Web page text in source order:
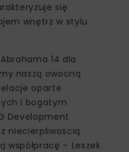
się
wnętrz w stylu
14 dla
naszą owocną
oparte
i bogatym
Development
niecierpliwością
– Leszek